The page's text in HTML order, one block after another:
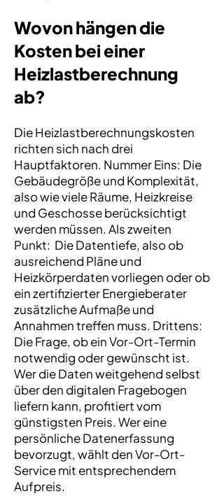
Wovon hängen die
Kosten bei einer
Heizlastberechnung
ab?
Die Heizlastberechnungskosten
richten sich nach drei
Hauptfaktoren. Nummer Eins: Die
Gebäudegröße und Komplexität,
also wie viele Räume, Heizkreise
und Geschosse berücksichtigt
werden müssen. Als zweiten
Punkt: Die Datentiefe, also ob
ausreichend Pläne und
Heizkörperdaten vorliegen oder ob
ein zertifizierter Energieberater
zusätzliche Aufmaße und
Annahmen treffen muss. Drittens:
Die Frage, ob ein Vor-Ort-Termin
notwendig oder gewünscht ist.
Wer die Daten weitgehend selbst
über den digitalen Fragebogen
liefern kann, profitiert vom
günstigsten Preis. Wer eine
persönliche Datenerfassung
bevorzugt, wählt den Vor-Ort-
Service mit entsprechendem
Aufpreis.